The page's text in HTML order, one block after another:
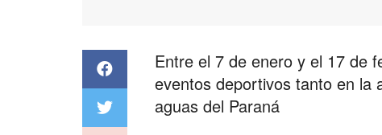
Entre el 7 de enero y el 17 de
eventos deportivos tanto en la
aguas del Paraná